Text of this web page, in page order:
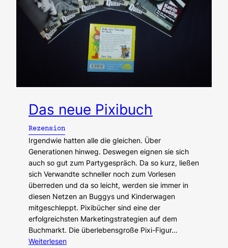
Das neue Pixibuch
Rezension
Irgendwie hatten alle die gleichen. Über
Generationen hinweg. Deswegen eignen sie sich
auch so gut zum Partygespräch. Da so kurz, ließen
sich Verwandte schneller noch zum Vorlesen
überreden und da so leicht, werden sie immer in
diesen Netzen an Buggys und Kinderwagen
mitgeschleppt. Pixibücher sind eine der
erfolgreichsten Marketingstrategien auf dem
Buchmarkt. Die überlebensgroße Pixi-Figur…
Weiterlesen